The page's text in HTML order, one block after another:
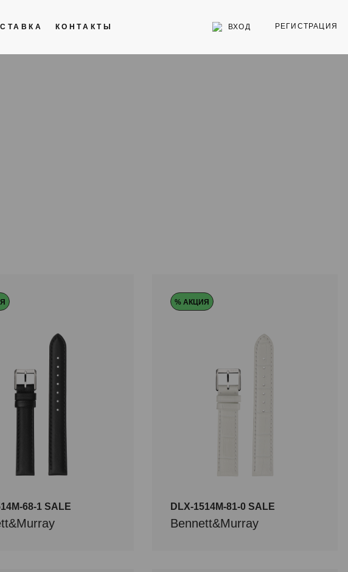
ВХОД РЕГИСТРАЦИЯ
КОНТАКТЫ
68-1 SALE
% АКЦИЯ
DLX-1514M-81-0 SALE
Bennett&Murray